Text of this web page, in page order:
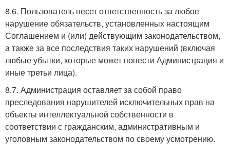
8.6. Пользователь несет ответственность за любое
нарушение обязательств, установленных настоящим
Соглашением и (или) действующим законодательством,
а также за все последствия таких нарушений (включая
любые убытки, которые может понести Администрация и
иные третьи лица).
8.7. Администрация оставляет за собой право
преследования нарушителей исключительных прав на
объекты интеллектуальной собственности в
соответствии с гражданским, административным и
уголовным законодательством по своему усмотрению.